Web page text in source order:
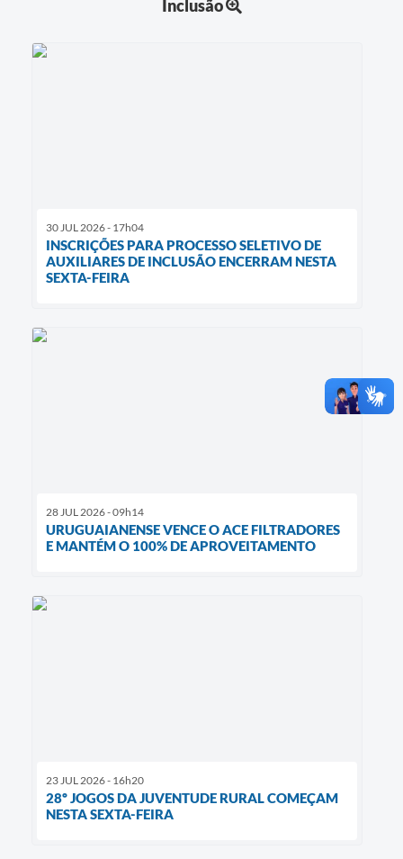
Inclusão
30 JUL 2026 - 17h04
INSCRIÇÕES PARA PROCESSO SELETIVO DE
AUXILIARES DE INCLUSÃO ENCERRAM NESTA
SEXTA-FEIRA
28 JUL 2026 - 09h14
URUGUAIANENSE VENCE O ACE FILTRADORES
E MANTÉM O 100% DE APROVEITAMENTO
23 JUL 2026 - 16h20
28º JOGOS DA JUVENTUDE RURAL COMEÇAM
NESTA SEXTA-FEIRA